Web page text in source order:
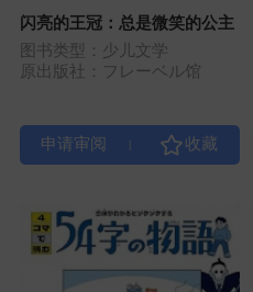
闪亮的王冠：总是微笑的公主
图书类型：少儿文学
原出版社：フレーベル馆